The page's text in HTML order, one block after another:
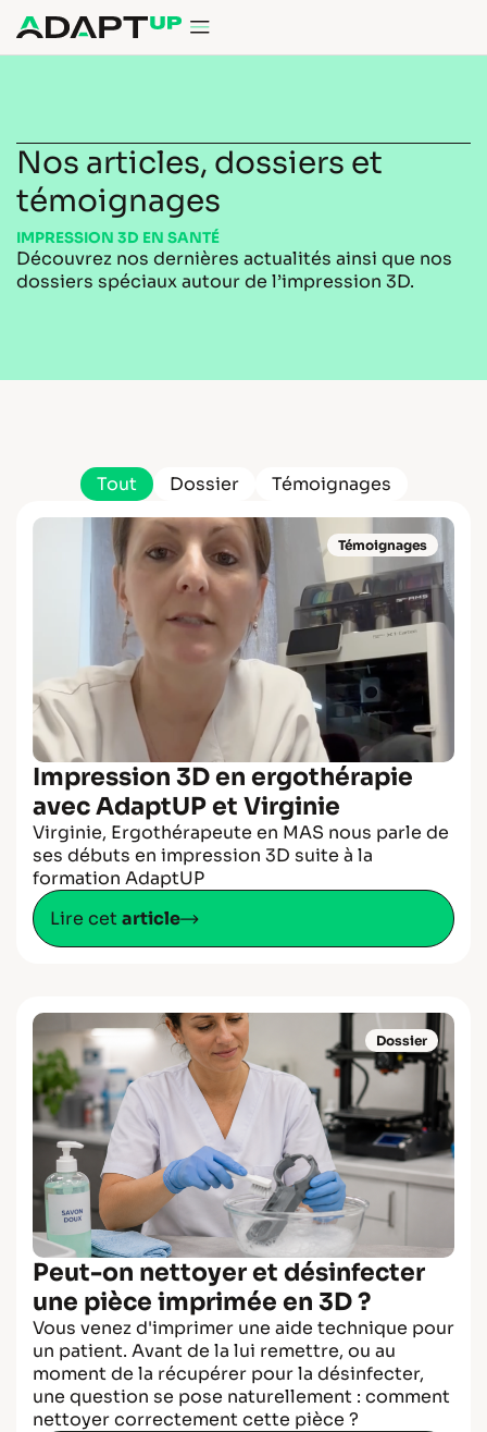
principal
Nos articles, dossiers et
témoignages
IMPRESSION 3D EN SANTÉ
Découvrez nos dernières actualités ainsi que nos
dossiers spéciaux autour de l’impression 3D.
Dossier Témoignages
Tout
Témoignages
Impression 3D en ergothérapie
avec AdaptUP et Virginie
Virginie, Ergothérapeute en MAS nous parle de
ses débuts en impression 3D suite à la
formation AdaptUP
Lire cet article
Dossier
Peut-on nettoyer et désinfecter
une pièce imprimée en 3D ?
Vous venez d'imprimer une aide technique pour
un patient. Avant de la lui remettre, ou au
moment de la récupérer pour la désinfecter,
une question se pose naturellement : comment
nettoyer correctement cette pièce ?